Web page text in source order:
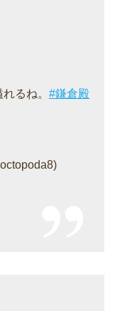
るね。 #鎌倉殿